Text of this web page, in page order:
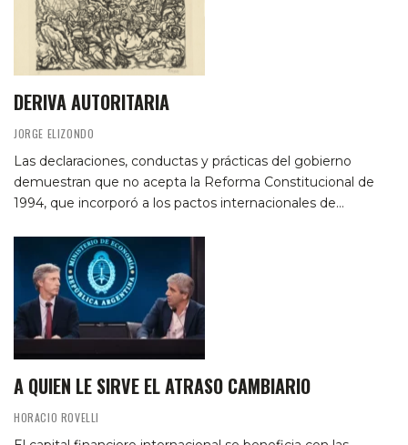
DERIVA AUTORITARIA
JORGE ELIZONDO
Las declaraciones, conductas y prácticas del gobierno
demuestran que no acepta la Reforma Constitucional de
1994, que incorporó a los pactos internacionales de…
A QUIEN LE SIRVE EL ATRASO CAMBIARIO
HORACIO ROVELLI